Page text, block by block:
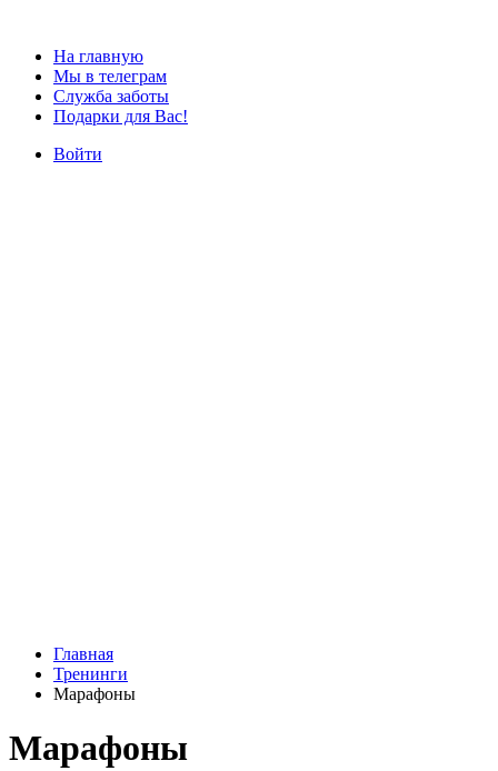
На главную
Мы в телеграм
Служба заботы
Подарки для Вас!
Войти
Главная
Тренинги
Марафоны
Марафоны